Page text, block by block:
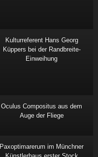
Kulturreferent Hans Georg
Küppers bei der Randbreite-
Einweihung
Oculus Compositus aus dem
Auge der Fliege
Paxoptimarerum im Münchner